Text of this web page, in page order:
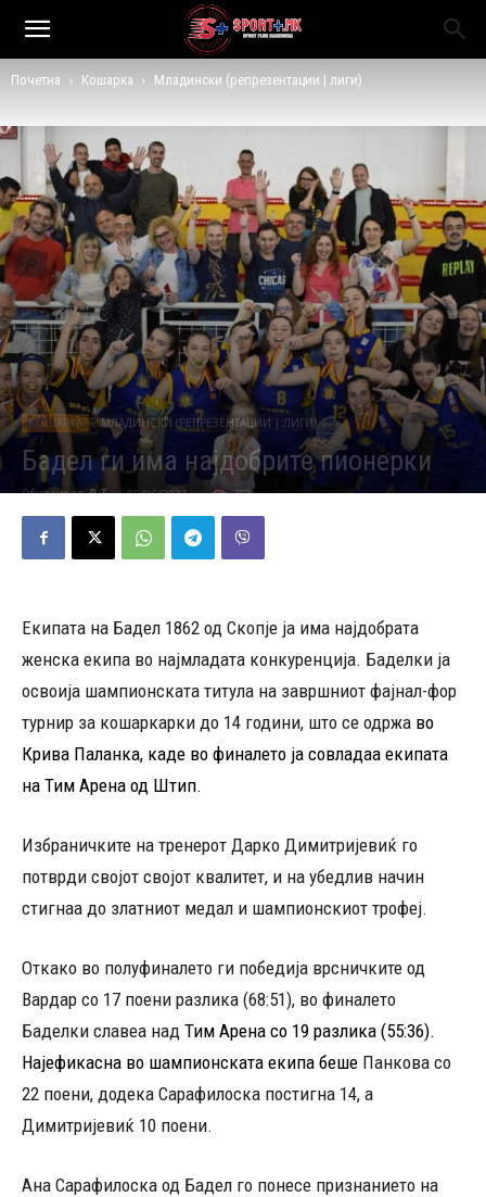
Почетна Кошарка Младински (репрезентации | лиги)
КОШАРКА МЛАДИНСКИ (РЕПРЕЗЕНТАЦИИ | ЛИГИ)
Бадел ги има најдобрите пионерки
Објавено од Д.Т. - 05/06/2023 752
Екипата на Бадел 1862 од Скопје ја има најдобрата
женска екипа во најмладата конкуренција. Баделки ја
освоија шампионската титула на завршниот фајнал-фор
турнир за кошаркарки до 14 години, што се одржа во
Крива Паланка, каде во финалето ја совладаа екипата
на Тим Арена од Штип.
Избраничките на тренерот Дарко Димитријевиќ го
потврди својот својот квалитет, и на убедлив начин
стигнаа до златниот медал и шампионскиот трофеј.
Откако во полуфиналето ги победија врсничките од
Вардар со 17 поени разлика (68:51), во финалето
Баделки славеа над Тим Арена со 19 разлика (55:36).
Најефикасна во шампионската екипа беше Панкова со
22 поени, додека Сарафилоска постигна 14, а
Димитријевиќ 10 поени.
Ана Сарафилоска од Бадел го понесе признанието на